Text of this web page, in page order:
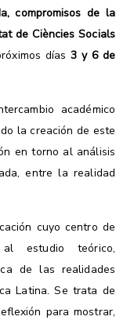
compromisos de la
de Ciències Socials
días 3 y 6 de
académico
la creación de este
en torno al análisis
entre la realidad
cuyo centro de
estudio teórico,
de las realidades
Latina. Se trata de
para mostrar,